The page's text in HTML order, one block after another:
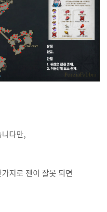
다만,
지로 젠이 잘못 되면